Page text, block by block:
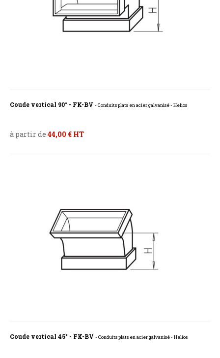
Coude vertical 90° - FK-BV - Conduits plats en acier galvanisé - Helios
à partir de 44,00 € HT
Coude vertical 45° - FK-BV - Conduits plats en acier galvanisé - Helios